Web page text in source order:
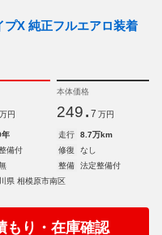
プX 純正フルエアロ装着
万円
本体価格
249. 7 万円
走行
8.7万km
備付 修復
なし
整備
法定整備付
県 相模原市南区
もり・在庫確認